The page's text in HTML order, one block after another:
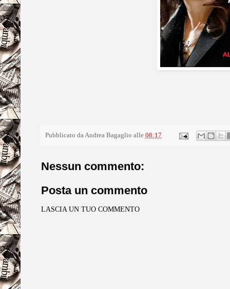
Pubblicato daAndrea Bagaglio alle 08:17
Nessun commento:
Posta un commento
LASCIA UN TUO COMMENTO